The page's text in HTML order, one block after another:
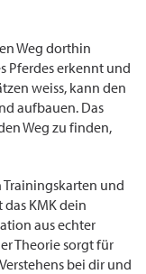
Weg dorthin
Pferdes erkennt und
weiss, kann den
aufbauen. Das
Weg zu finden,
Trainingskarten und
KMK dein
aus echter
Theorie sorgt für
bei dir und